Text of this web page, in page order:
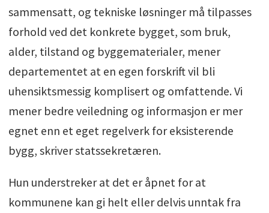
sammensatt, og tekniske løsninger må tilpasses
forhold ved det konkrete bygget, som bruk,
alder, tilstand og byggematerialer, mener
departementet at en egen forskrift vil bli
uhensiktsmessig komplisert og omfattende. Vi
mener bedre veiledning og informasjon er mer
egnet enn et eget regelverk for eksisterende
bygg, skriver statssekretæren.
Hun understreker at det er åpnet for at
kommunene kan gi helt eller delvis unntak fra